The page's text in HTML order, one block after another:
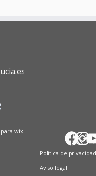
wix
X
Política de privacidad
Aviso legal